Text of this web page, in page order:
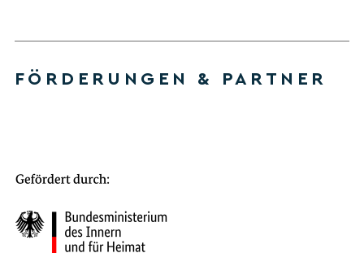
FÖRDERUNGEN & PARTNER